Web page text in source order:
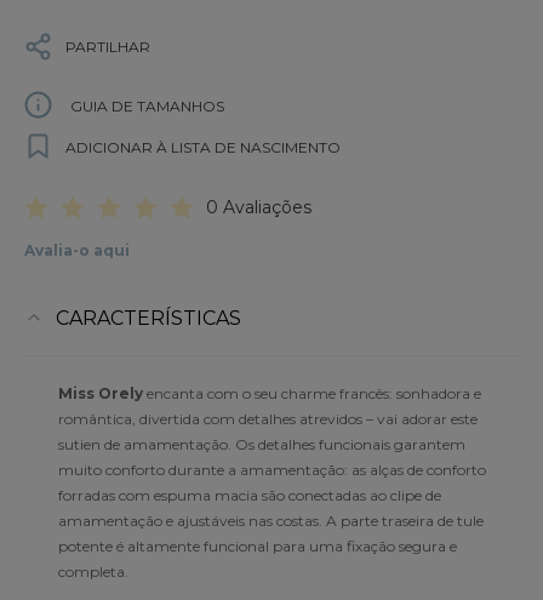
PARTILHAR
GUIA DE TAMANHOS
ADICIONAR À LISTA DE NASCIMENTO
0 Avaliações
Avalia-o aqui
CARACTERÍSTICAS
Miss Orely encanta com o seu charme francês: sonhadora e
romântica, divertida com detalhes atrevidos – vai adorar este
sutien de amamentação. Os detalhes funcionais garantem
muito conforto durante a amamentação: as alças de conforto
forradas com espuma macia são conectadas ao clipe de
amamentação e ajustáveis nas costas. A parte traseira de tule
potente é altamente funcional para uma fixação segura e
completa.